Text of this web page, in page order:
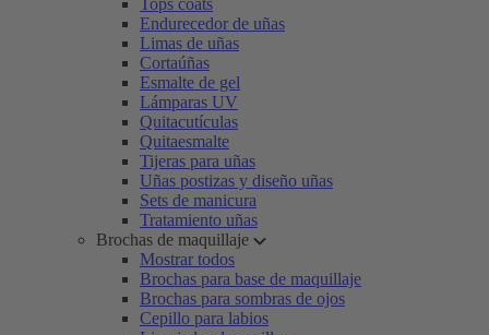
Tops coats
Endurecedor de uñas
Limas de uñas
Cortaúñas
Esmalte de gel
Lámparas UV
Quitacutículas
Quitaesmalte
Tijeras para uñas
Uñas postizas y diseño uñas
Sets de manicura
Tratamiento uñas
Brochas de maquillaje
Mostrar todos
Brochas para base de maquillaje
Brochas para sombras de ojos
Cepillo para labios